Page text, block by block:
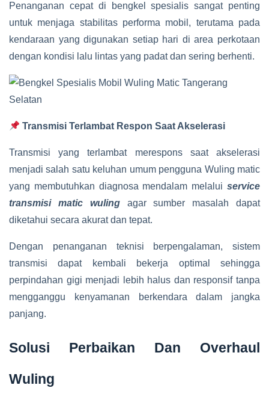
Penanganan cepat di bengkel spesialis sangat penting
untuk menjaga stabilitas performa mobil, terutama pada
kendaraan yang digunakan setiap hari di area perkotaan
dengan kondisi lalu lintas yang padat dan sering berhenti.
Transmisi Terlambat Respon Saat Akselerasi
Transmisi yang terlambat merespons saat akselerasi
menjadi salah satu keluhan umum pengguna Wuling matic
yang membutuhkan diagnosa mendalam melalui service
transmisi matic wulingagar sumber masalah dapat
diketahui secara akurat dan tepat.
Dengan penanganan teknisi berpengalaman, sistem
transmisi dapat kembali bekerja optimal sehingga
perpindahan gigi menjadi lebih halus dan responsif tanpa
mengganggu kenyamanan berkendara dalam jangka
panjang.
Solusi Perbaikan Dan Overhaul
Wuling